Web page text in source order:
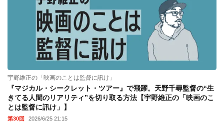
宇野維正の「映画のことは監督に訊け」
『マジカル・シークレット・ツアー』で飛躍。天野千尋監督の“生
きてる人間のリアリティ”を切り取る方法【宇野維正の「映画のこ
とは監督に訊け」】
第30回 2026/6/25 21:15